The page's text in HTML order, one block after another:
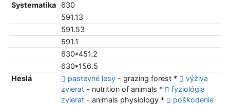
Systematika
630
591.13
591.53
591.1
630*451.2
630*156.5
Heslá
pastevné lesy- grazing forest *
výživa
zvierat- nutrition of animals *
fyziológia
zvierat- animals physiology *
poškodenie